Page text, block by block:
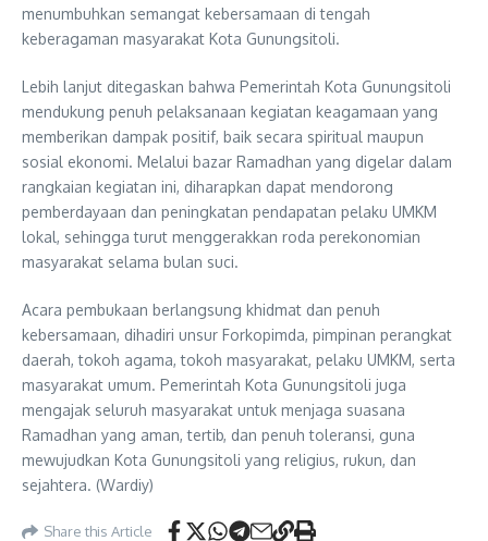
menumbuhkan semangat kebersamaan di tengah
keberagaman masyarakat Kota Gunungsitoli.
Lebih lanjut ditegaskan bahwa Pemerintah Kota Gunungsitoli
mendukung penuh pelaksanaan kegiatan keagamaan yang
memberikan dampak positif, baik secara spiritual maupun
sosial ekonomi. Melalui bazar Ramadhan yang digelar dalam
rangkaian kegiatan ini, diharapkan dapat mendorong
pemberdayaan dan peningkatan pendapatan pelaku UMKM
lokal, sehingga turut menggerakkan roda perekonomian
masyarakat selama bulan suci.
Acara pembukaan berlangsung khidmat dan penuh
kebersamaan, dihadiri unsur Forkopimda, pimpinan perangkat
daerah, tokoh agama, tokoh masyarakat, pelaku UMKM, serta
masyarakat umum. Pemerintah Kota Gunungsitoli juga
mengajak seluruh masyarakat untuk menjaga suasana
Ramadhan yang aman, tertib, dan penuh toleransi, guna
mewujudkan Kota Gunungsitoli yang religius, rukun, dan
sejahtera. (Wardiy)
Share this Article